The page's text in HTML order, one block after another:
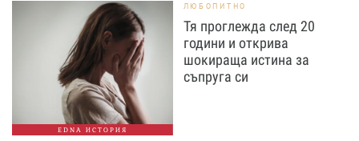
EDNA ИСТОРИЯ
ЛЮБОПИТНО
Тя проглежда след 20
години и открива
шокираща истина за
съпруга си